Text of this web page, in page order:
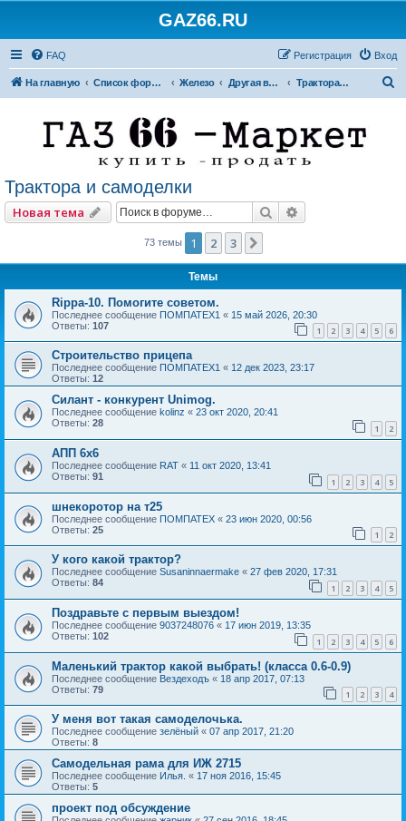
GAZ66.RU
FAQ Вход
Регистрация
На главную Список форумов Железо Другая внедорожная техника Трактора и самоделки
Трактора и самоделки
Новая тема Поиск
73 темы 1 2 3
Темы
Rippa-10. Помогите советом.
Последнее сообщение ПОМПАТЕХ1 « 15 май 2026, 20:30
Ответы: 107 1 2 3 4 5 6
Строительство прицепа
Последнее сообщение ПОМПАТЕХ1 « 12 дек 2023, 23:17
Ответы: 12
Силант - конкурент Unimog.
Последнее сообщение kolinz « 23 окт 2020, 20:41
Ответы: 28 1 2
АПП 6х6
Последнее сообщение RAT « 11 окт 2020, 13:41
Ответы: 91 1 2 3 4 5
шнекоротор на т25
Последнее сообщение ПОМПАТЕХ « 23 июн 2020, 00:56
Ответы: 25 1 2
У кого какой трактор?
Последнее сообщение Susaninnaermake « 27 фев 2020, 17:31
Ответы: 84 1 2 3 4 5
Поздравьте с первым выездом!
Последнее сообщение 9037248076 « 17 июн 2019, 13:35
Ответы: 102 1 2 3 4 5 6
Маленький трактор какой выбрать! (класса 0.6-0.9)
Последнее сообщение Вездеходъ « 18 апр 2017, 07:13
Ответы: 79 1 2 3 4
У меня вот такая самоделочька.
Последнее сообщение зелёный « 07 апр 2017, 21:20
Ответы: 8
Самодельная рама для ИЖ 2715
Последнее сообщение Илья. « 17 ноя 2016, 15:45
Ответы: 5
проект под обсуждение